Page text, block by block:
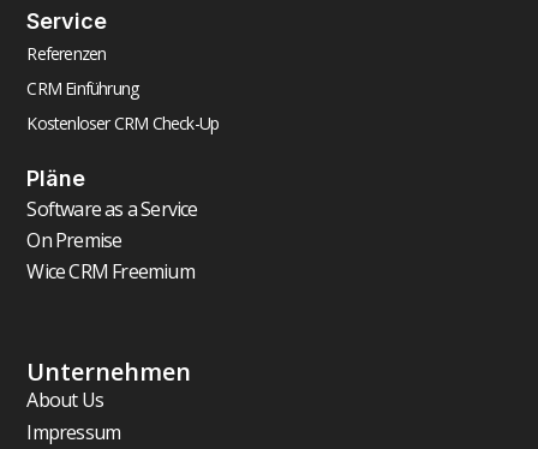
Service
Referenzen
CRM Einführung
Kostenloser CRM Check-Up
Pläne
Software as a Service
On Premise
Wice CRM Freemium
Unternehmen
About Us
Impressum